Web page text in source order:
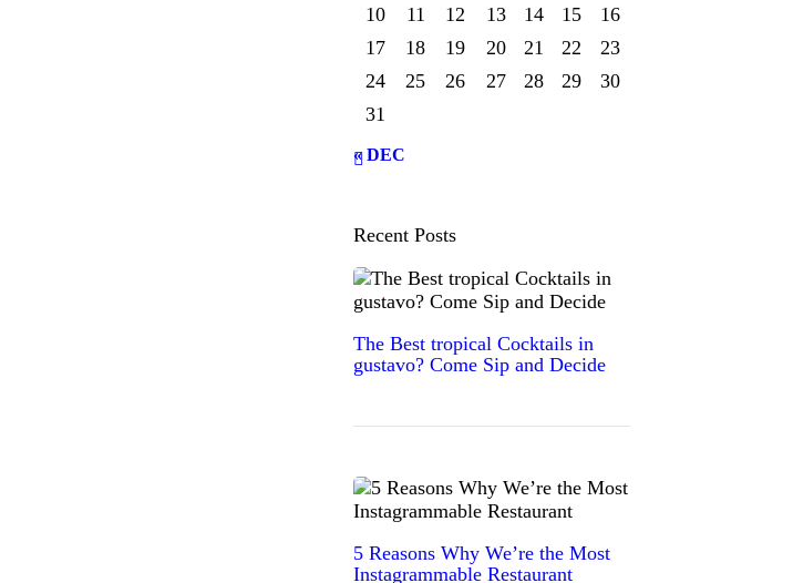
10
11 12 13 14 15
16
17
18 19 20 21 22
23
24
25 26 27 28 29
30
31
« DEC
Recent Posts
The Best tropical Cocktails in
gustavo? Come Sip and Decide
5 Reasons Why We’re the Most
Instagrammable Restaurant